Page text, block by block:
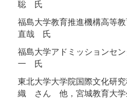
聡 氏
福島大学教育推進機構高
直哉 氏
福島大学アドミッション
一 氏
東北大学大学院国際文化
織 さん 他，宮城教育大学